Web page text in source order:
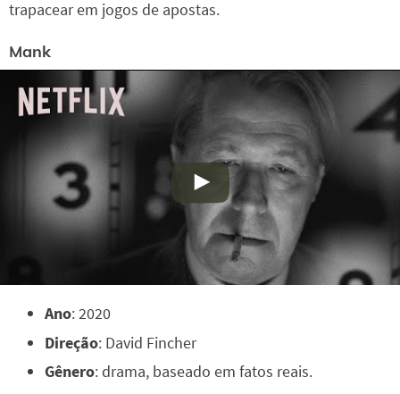
trapacear em jogos de apostas.
Mank
Ano: 2020
Direção: David Fincher
Gênero: drama, baseado em fatos reais.